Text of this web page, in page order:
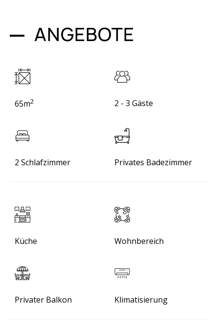
ANGEBOTE
65m2 2 - 3 Gäste
2 Schlafzimmer Privates Badezimmer
Küche Wohnbereich
Privater Balkon Klimatisierung